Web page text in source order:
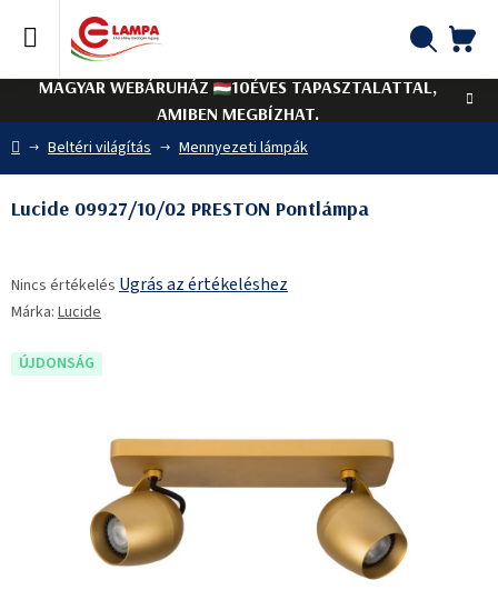
tartalomhoz
MAGYAR WEBÁRUHÁZ
10ÉVES TAPASZTALATTAL,
AMIBEN MEGBÍZHAT.
Kezdőlap
Beltéri világítás Mennyezeti lámpák
Lucide 09927/10/02 PRESTON Pontlámpa
termék
átlagos
5-
Nincs értékelés Ugrás az értékeléshez
Márka: Lucide
ÚJDONSÁG